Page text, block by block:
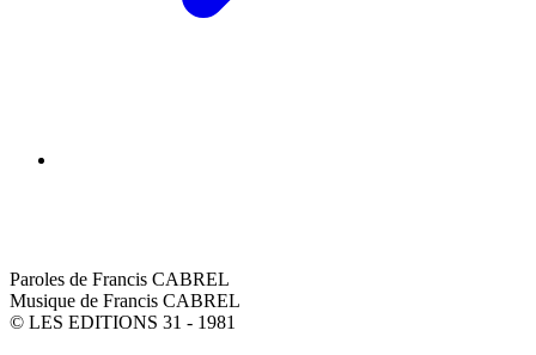
Paroles de Francis CABREL
Musique de Francis CABREL
© LES EDITIONS 31 - 1981